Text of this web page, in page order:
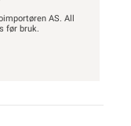
AS. All
før bruk.